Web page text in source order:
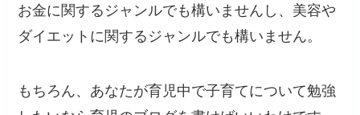
お金に関するジャンルでも構いませんし、美容や
ダイエットに関するジャンルでも構いません。
もちろん、あなたが育児中で子育てについて勉強